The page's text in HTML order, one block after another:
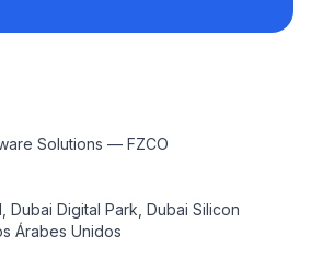
Solutions — FZCO
Dubai Digital Park, Dubai Silicon
Árabes Unidos